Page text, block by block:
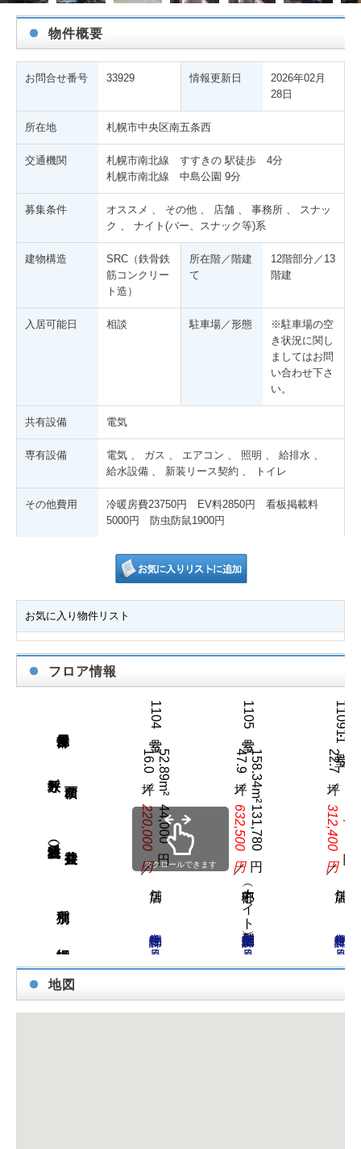
ご
物件概要
お問合せ番号 33929 情報更新日
2026年02月
28日
所在地 札幌市中央区南五条西
交通機関
札幌市南北線 すすきの 駅徒歩 4分
札幌市南北線 中島公園 9分
募集条件
オススメ 、 その他 、 店舗 、 事務所 、 スナッ
ク 、 ナイト(バー、スナック等)系
建物構造
SRC（鉄骨鉄
筋コンクリー
ト造）
所在階／階建
て
12階部分／13
階建
入居可能日 相談 駐車場／形態
※駐車場の空
き状況に関し
ましてはお問
い合わせ下さ
い。
共有設備 電気
専有設備
電気 、 ガス 、 エアコン 、 照明 、 給排水 、
給水設備 、 新装リース契約 、 トイレ
その他費用
冷暖房費23750円 EV料2850円 看板掲載料
5000円 防虫防鼠1900円
お気に入り物件リスト
フロア情報
賃料（税込）／
1104号室
16.0坪／52.89m²
220,000円
／
44,000円
物件詳細を見る
1105号室
47.9坪／158.34m²
632,500円
／
131,780円
中心部（ナイト型店舗）
物件詳細を見る
1109・11号室
22.7坪／75.03m²
312,400円
／
62,480円
物件詳細を見る
スクロールできます
地図